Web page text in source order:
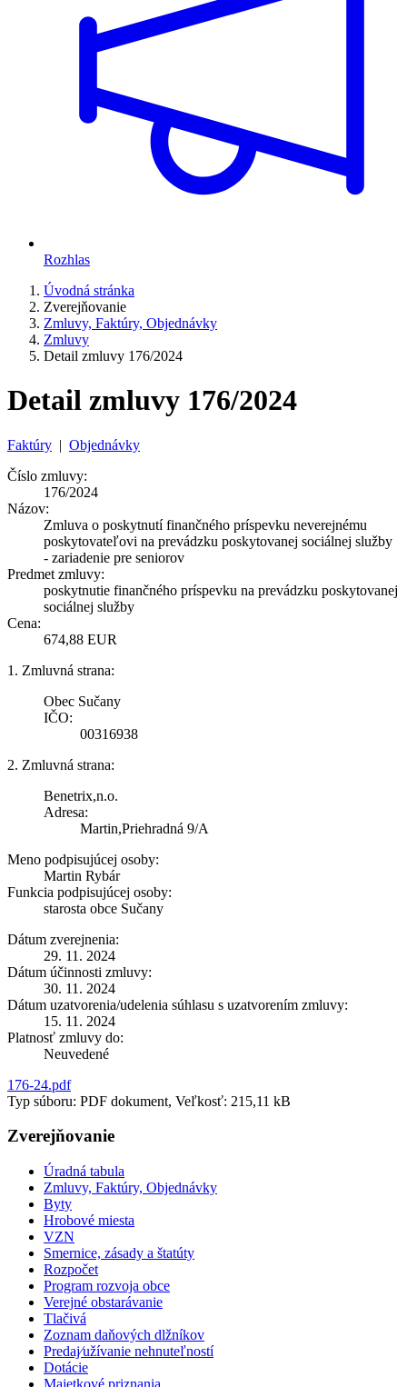
Rozhlas
Úvodná stránka
Zverejňovanie
Zmluvy, Faktúry, Objednávky
Zmluvy
Detail zmluvy 176/2024
Detail zmluvy 176/2024
Faktúry | Objednávky
Číslo zmluvy:
176/2024
Názov:
Zmluva o poskytnutí finančného príspevku neverejnému
poskytovateľovi na prevádzku poskytovanej sociálnej služby
- zariadenie pre seniorov
Predmet zmluvy:
poskytnutie finančného príspevku na prevádzku poskytovanej
sociálnej služby
Cena:
674,88 EUR
1. Zmluvná strana:
Obec Sučany
IČO:
00316938
2. Zmluvná strana:
Benetrix,n.o.
Adresa:
Martin,Priehradná 9/A
Meno podpisujúcej osoby:
Martin Rybár
Funkcia podpisujúcej osoby:
starosta obce Sučany
Dátum zverejnenia:
29. 11. 2024
Dátum účinnosti zmluvy:
30. 11. 2024
Dátum uzatvorenia/udelenia súhlasu s uzatvorením zmluvy:
15. 11. 2024
Platnosť zmluvy do:
Neuvedené
176-24.pdf
Typ súboru: PDF dokument, Veľkosť: 215,11 kB
Zverejňovanie
Úradná tabula
Zmluvy, Faktúry, Objednávky
Byty
Hrobové miesta
VZN
Smernice, zásady a štatúty
Rozpočet
Program rozvoja obce
Verejné obstarávanie
Tlačivá
Zoznam daňových dlžníkov
Predaj⁄užívanie nehnuteľností
Dotácie